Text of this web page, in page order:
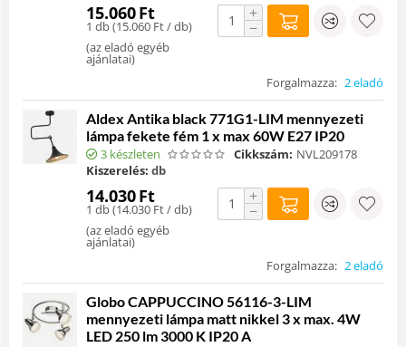
15.060Ft
1 db (15.060 Ft/ db)
(az eladó egyéb
ajánlatai)
+
−
Forgalmazza: 2 eladó
Aldex Antika black 771G1-LIM mennyezeti
lámpa fekete fém 1 x max 60W E27 IP20
3 készleten Cikkszám: NVL209178
Kiszerelés: db
14.030Ft
1 db (14.030 Ft/ db)
(az eladó egyéb
ajánlatai)
+
−
Forgalmazza: 2 eladó
Globo CAPPUCCINO 56116-3-LIM
mennyezeti lámpa matt nikkel 3 x max. 4W
LED 250 lm 3000 K IP20 A